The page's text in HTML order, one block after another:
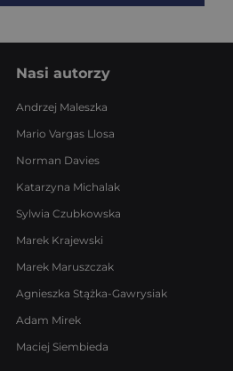
Nasi autorzy
Andrzej Maleszka
Mario Vargas Llosa
Norman Davies
Katarzyna Michalak
Sylwia Czubkowska
Marek Krajewski
Marek Maruszczak
Agnieszka Stążka-Gawrysiak
Adam Mirek
Maciej Siembieda